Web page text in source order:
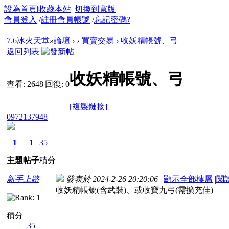
設為首頁|收藏本站| 切換到寬版
會員登入 /註冊會員帳號 /忘記密碼?
7.6冰火天堂»論壇 › › 買賣交易 › 收妖精帳號、弓
返回列表
查看: 2648|回復: 0收妖精帳號、弓
[複製鏈接]
0972137948
1
主題
1
帖子
35
積分
新手上路
積分
35
發表於 2024-2-26 20:20:06 | 顯示全部樓層 |閱
收妖精帳號(含武裝)、或收寶九弓(需擴充佳)